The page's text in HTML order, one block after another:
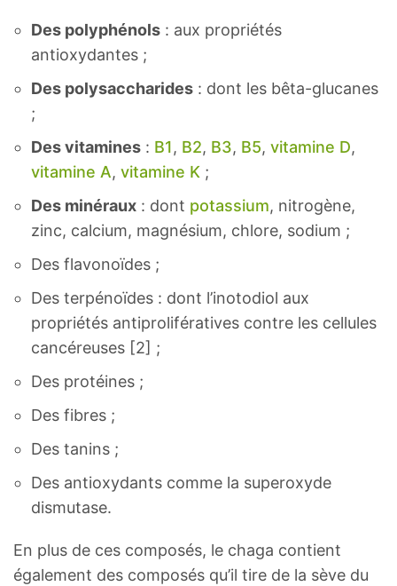
Des polyphénols : aux propriétés
antioxydantes ;
Des polysaccharides : dont les bêta-glucanes
;
Des vitamines : B1, B2, B3, B5, vitamine D,
vitamine A, vitamine K ;
Des minéraux : dont potassium, nitrogène,
zinc, calcium, magnésium, chlore, sodium ;
Des flavonoïdes ;
Des terpénoïdes : dont l’inotodiol aux
propriétés antiprolifératives contre les cellules
cancéreuses [2] ;
Des protéines ;
Des fibres ;
Des tanins ;
Des antioxydants comme la superoxyde
dismutase.
En plus de ces composés, le chaga contient
également des composés qu’il tire de la sève du